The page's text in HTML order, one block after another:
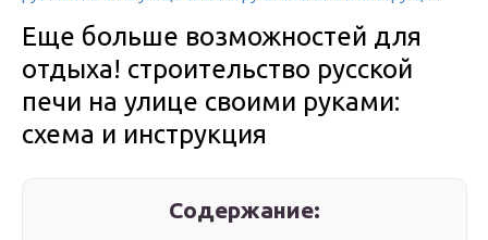
Еще больше возможностей для
отдыха! строительство русской
печи на улице своими руками:
схема и инструкция
Содержание: